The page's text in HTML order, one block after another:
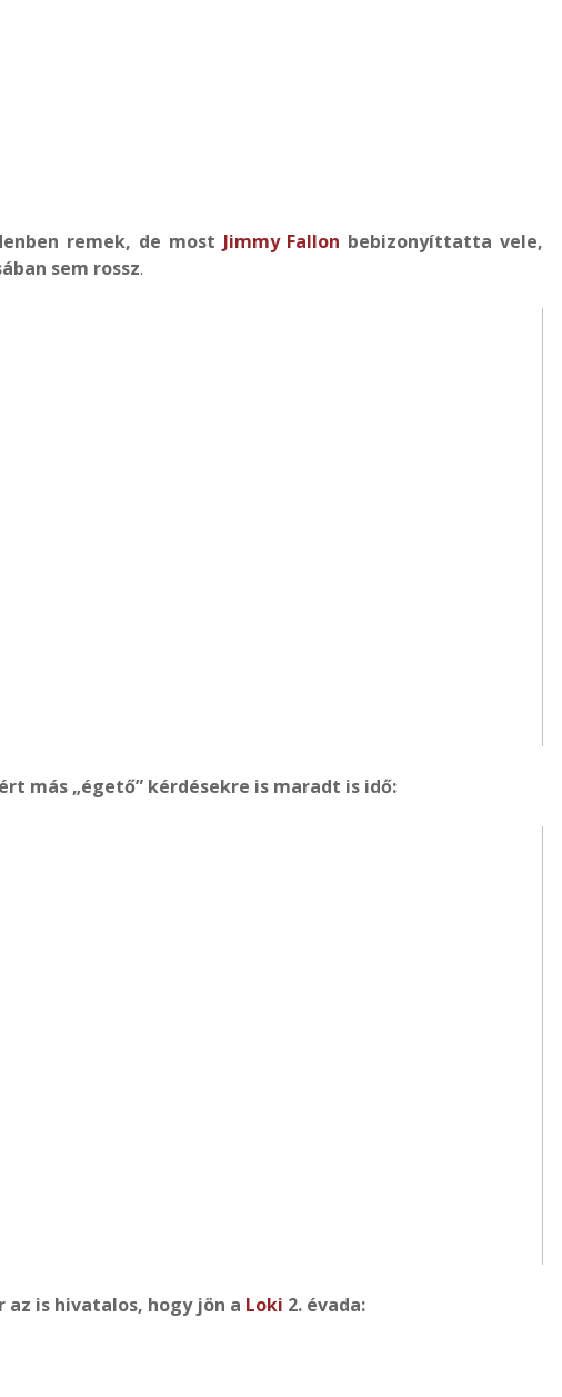
remek, de most Jimmy Fallon bebizonyíttatta vele,
sem rossz.
más „égető” kérdésekre is maradt is idő:
az is hivatalos, hogy jön a Loki 2. évada: